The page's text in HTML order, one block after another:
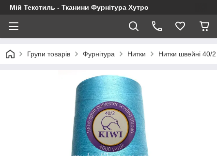
Мій Текстиль - Тканини Фурнітура Хутро
Групи товарів Фурнітура Нитки Нитки швейні 40/